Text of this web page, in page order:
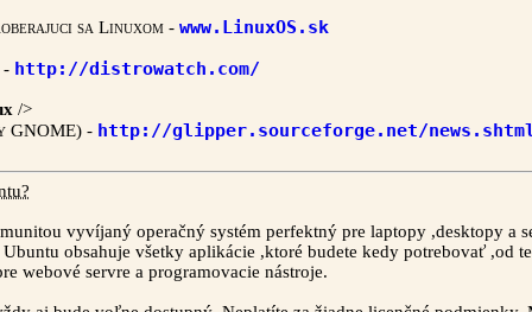
sa Linuxom - www.LinuxOS.sk
- http://distrowatch.com/
/>
GNOME) - http://glipper.sourceforge.net/
vyvíjaný operačný systém perfektný pre laptopy ,desktopy a
obsahuje všetky aplikácie ,ktoré budete kedy potrebovať ,od
webové servre a programovacie nástroje.